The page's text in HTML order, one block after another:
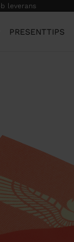
leverans
PRESENTTIPS